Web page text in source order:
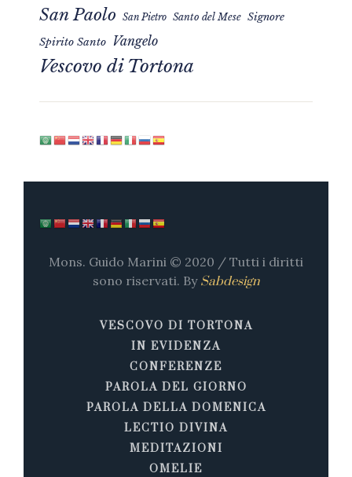
San Paolo San Pietro Santo del Mese Signore
Spirito Santo Vangelo
Vescovo di Tortona
Mons. Guido Marini © 2020 / Tutti i diritti
sono riservati. By Sabdesign
VESCOVO DI TORTONA
IN EVIDENZA
CONFERENZE
PAROLA DEL GIORNO
PAROLA DELLA DOMENICA
LECTIO DIVINA
MEDITAZIONI
OMELIE